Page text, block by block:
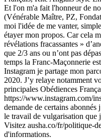
Et l'on m'a fait l'honneur de
(Vénérable Maître, PZ,
moi l'idée de me vanter,
étayer mon propos. Car cela
révélations fracassantes »
que 2/3 ans ou n’ont pas
temps la Franc-Maçonnerie
Instagram je partage mon
2020. J’y relaye notamment
principales Obédiences
https://www.instagram.com/
demande de certains abonnés
le travail de vulgarisation que
Visitez ausha.co/fr/politique-
d'informations.